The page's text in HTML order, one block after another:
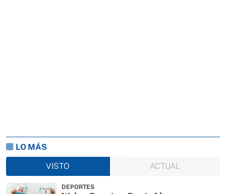
LO MÁS
VISTO
ACTUAL
DEPORTES